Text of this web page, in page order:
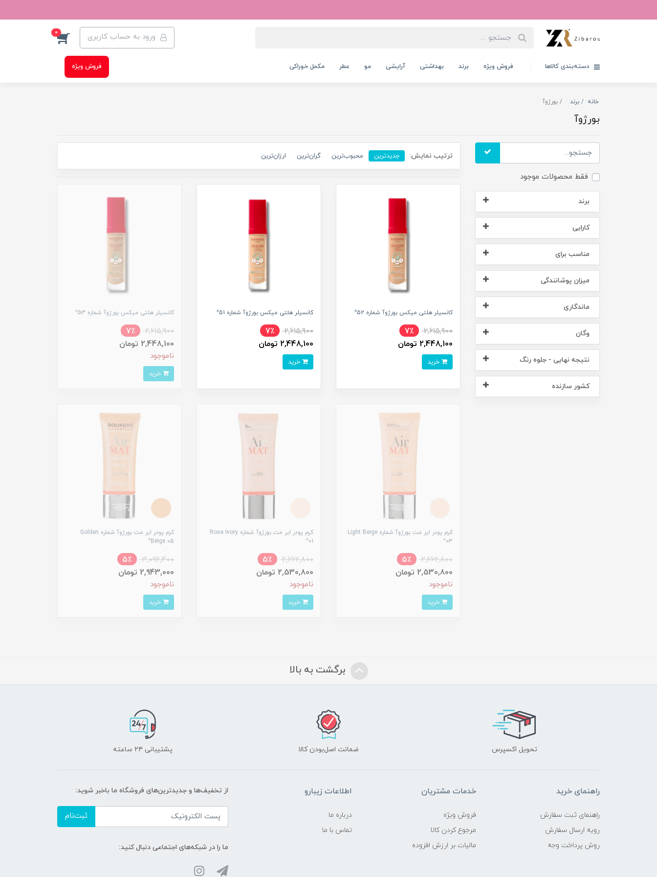
ورود به حساب کاربری 0
دسته‌بندی کالاها فروش ویژه برند بهداشتی آرایشی مو عطر مکمل خوراکی فروش ویژه
خانه برند بورژوآ
بورژوآ
فقط محصولات موجود
برند
کارایی
مناسب برای
میزان پوشانندگی
ماندگاری
وگان
نتیجه نهایی - جلوه رنگ
کشور سازنده
ترتیب نمایش: جدیدترین محبوب‌ترین گران‌ترین ارزان‌ترین
کانسیلر هلتی میکس بورژوآ شماره 52^
2,615,900
7٪
2,448,100 تومان
کانسیلر هلتی میکس بورژوآ شماره 51^
2,615,900
7٪
2,448,100 تومان
خرید
کانسیلر هلتی میکس بورژوآ شماره 53^
2,615,900
7٪
2,448,100 تومان
ناموجود
خرید
کرم پودر ایر مت بورژ‌وآ شماره Light Beige
03^
2,662,800
5٪
2,530,800 تومان
ناموجود
کرم پودر ایر مت بورژ‌وآ شماره Rose Ivory
01^
2,662,800
5٪
2,530,800 تومان
ناموجود
خرید
کرم پودر ایر مت بورژ‌وآ شماره Golden
Beige 05^
3,096,400
5٪
2,943,000 تومان
ناموجود
خرید
برگشت به بالا
تحویل اکسپرس ضمانت اصل‌بودن کالا پشتیبانی ۲۴ ساعته
راهنمای خرید
راهنمای ثبت سفارش
رویه ارسال سفارش
روش پرداخت وجه
خدمات مشتریان
فروش ویژه
مرجوع کردن کالا
مالیات بر ارزش افزوده
اطلاعات زیبارو
درباره ما
تماس با ما
از تخفیف‌ها و جدیدترین‌های فروشگاه ما باخبر شوید:
ثبت‌نام
ما را در شبکه‌های اجتماعی دنبال کنید: